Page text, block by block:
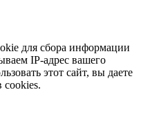
для сбора информации
IP-адрес вашего
этот сайт, вы даете
cookies.